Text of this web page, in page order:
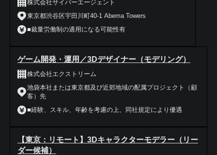
株式会社サイバーエージェント
東京都渋谷区宇田川町40‐1 Abema Towers
■裁量労働制の適用になる可能性有
ゲーム開発・運用／3Dデザイナー（モデリング）
株式会社エクストリーム
池袋本社または東京都及び近郊地域の配属プロジェクト（顧
客）先
■経験、スキル、年齢を考慮の上、同社規定により優遇
【東京：リモート】3Dキャラクターモデラー（リー
ダー候補）